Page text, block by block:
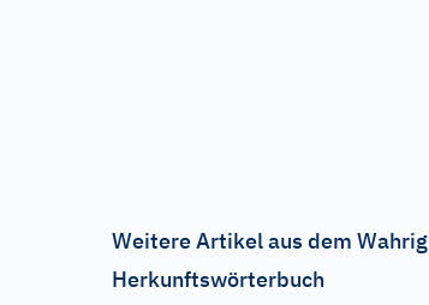
Weitere Artikel aus dem Wahrig
Herkunftswörterbuch